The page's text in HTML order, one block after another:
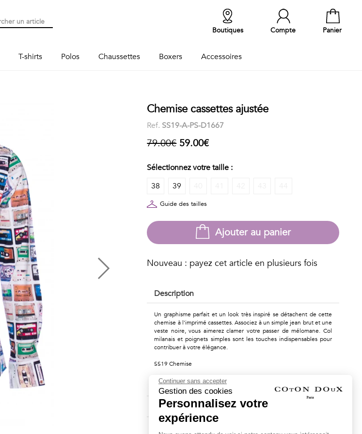
Panier
Compte
Boutiques
T-shirts Polos Chaussettes Boxers Accessoires
Chemise cassettes ajustée
Ref. SS19-A-PS-D1667
79.00€ 59.00€
Sélectionnez votre taille :
38
39
Guide des tailles
Ajouter au panier
Nouveau : payez cet article en plusieurs fois
Description
Un graphisme parfait et un look très inspiré se détachent de cette
chemise à l'imprimé cassettes. Associez à un simple jean brut et une
veste noire, vous aimerez clamer votre passer de mélomane. Col
milanais et poignets simples sont les touches indispensables pour
contribuer à votre élégance.
SS19 Chemise
Composition & Entretien
Livraison & Retours
Continuer sans accepter
Gestion des cookies
Personnalisez votre
expérience